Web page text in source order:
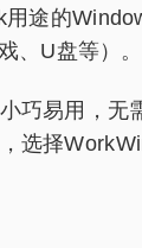
途的
、U盘等）。
巧易用，无
选择